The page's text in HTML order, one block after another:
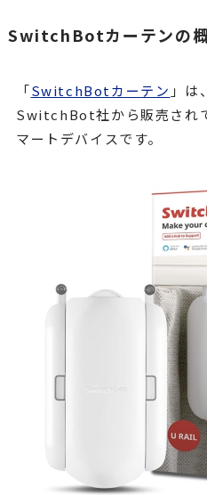
SwitchBotカーテンの概
「SwitchBotカーテン 」は
SwitchBot社から販売され
マートデバイスです。